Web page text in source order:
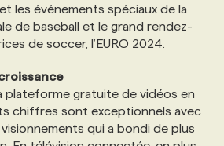
les événements spéciaux de la
de baseball et le grand rendez-
de soccer, l’EURO 2024.
plateforme gratuite de vidéos en
chiffres sont exceptionnels avec
qui a bondi de plus